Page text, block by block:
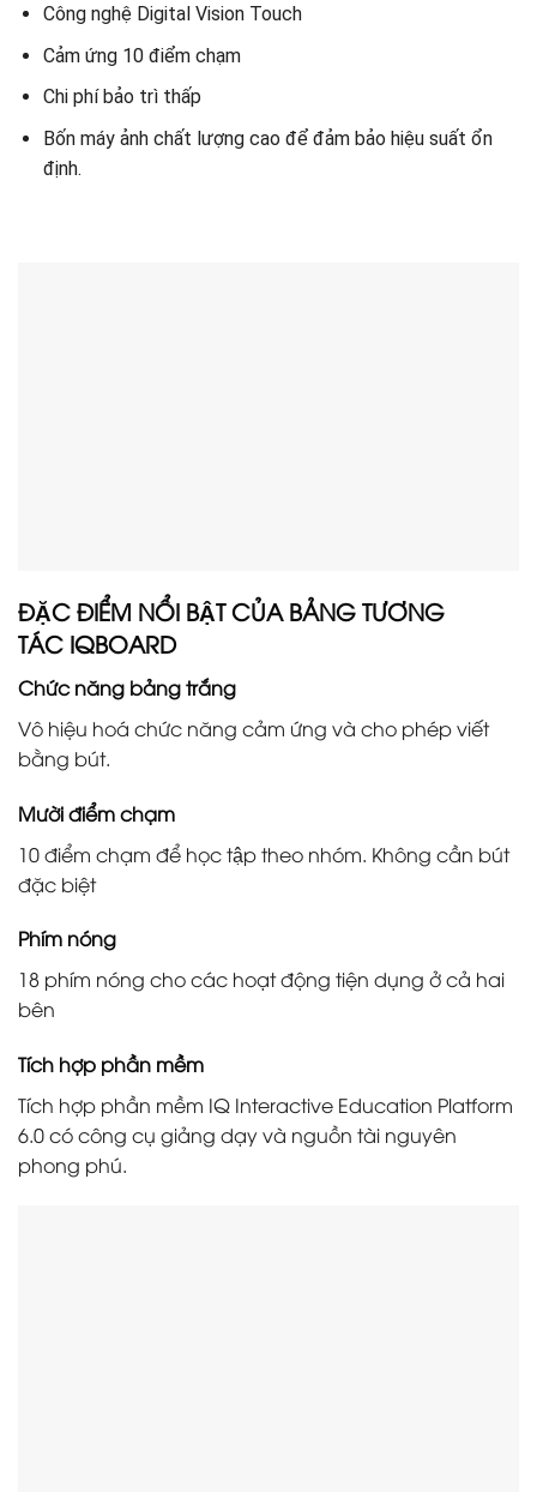
Công nghệ Digital Vision Touch
Cảm ứng 10 điểm chạm
Chi phí bảo trì thấp
Bốn máy ảnh chất lượng cao để đảm bảo hiệu suất ổn
định.
ĐẶC ĐIỂM NỔI BẬT CỦA BẢNG TƯƠNG
TÁC IQBOARD
Chức năng bảng trắng
Vô hiệu hoá chức năng cảm ứng và cho phép viết
bằng bút.
Mười điểm chạm
10 điểm chạm để học tập theo nhóm. Không cần bút
đặc biệt
Phím nóng
18 phím nóng cho các hoạt động tiện dụng ở cả hai
bên
Tích hợp phần mềm
Tích hợp phần mềm IQ Interactive Education Platform
6.0 có công cụ giảng dạy và nguồn tài nguyên
phong phú.